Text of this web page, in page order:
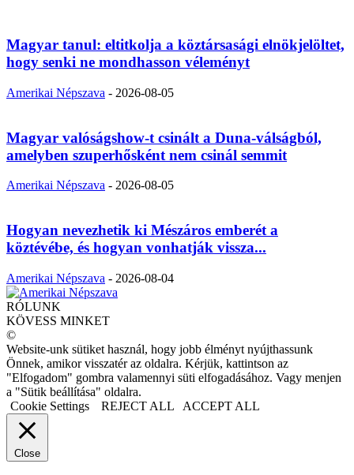
Magyar tanul: eltitkolja a köztársasági elnökjelöltet,
hogy senki ne mondhasson véleményt
Amerikai Népszava - 2026-08-05
Magyar valóságshow-t csinált a Duna-válságból,
amelyben szuperhősként nem csinál semmit
Amerikai Népszava - 2026-08-05
Hogyan nevezhetik ki Mészáros emberét a
köztévébe, és hogyan vonhatják vissza...
Amerikai Népszava - 2026-08-04
RÓLUNK
KÖVESS MINKET
©
Website-unk sütiket használ, hogy jobb élményt nyújthassunk
Önnek, amikor visszatér az oldalra. Kérjük, kattintson az
"Elfogadom" gombra valamennyi süti elfogadásához. Vagy menjen
a "Sütik beállítása" oldalra.
Cookie Settings
REJECT ALL ACCEPT ALL
Close